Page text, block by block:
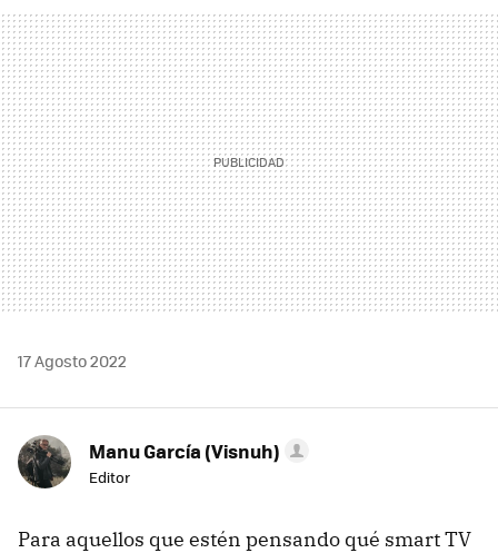
MAIL
17 Agosto 2022
Manu García (Visnuh)
Editor
Para aquellos que estén pensando qué smart TV